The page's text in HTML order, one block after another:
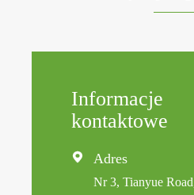
Informacje
kontaktowe
 Adres
Nr 3, Tianyue